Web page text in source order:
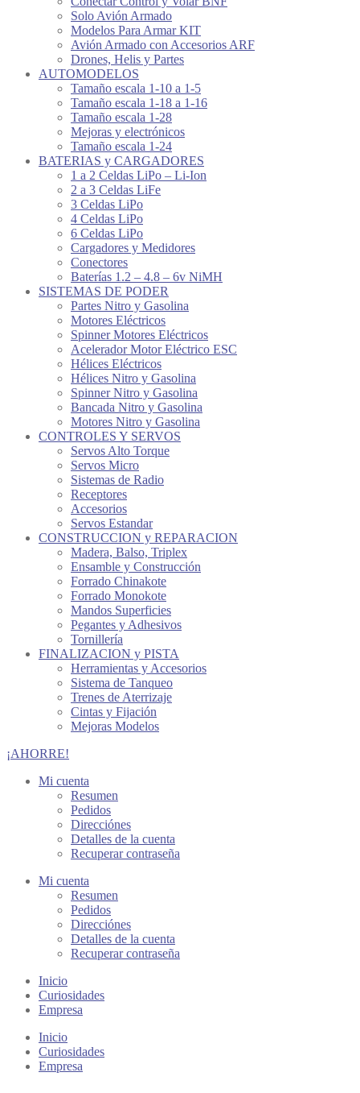
Solo Avión Armado
Modelos Para Armar KIT
Avión Armado con Accesorios ARF
Drones, Helis y Partes
AUTOMODELOS
Tamaño escala 1-10 a 1-5
Tamaño escala 1-18 a 1-16
Tamaño escala 1-28
Mejoras y electrónicos
Tamaño escala 1-24
BATERIAS y CARGADORES
1 a 2 Celdas LiPo – Li-Ion
2 a 3 Celdas LiFe
3 Celdas LiPo
4 Celdas LiPo
6 Celdas LiPo
Cargadores y Medidores
Conectores
Baterías 1.2 – 4.8 – 6v NiMH
SISTEMAS DE PODER
Partes Nitro y Gasolina
Motores Eléctricos
Spinner Motores Eléctricos
Acelerador Motor Eléctrico ESC
Hélices Eléctricos
Hélices Nitro y Gasolina
Spinner Nitro y Gasolina
Bancada Nitro y Gasolina
Motores Nitro y Gasolina
CONTROLES Y SERVOS
Servos Alto Torque
Servos Micro
Sistemas de Radio
Receptores
Accesorios
Servos Estandar
CONSTRUCCION y REPARACION
Madera, Balso, Triplex
Ensamble y Construcción
Forrado Chinakote
Forrado Monokote
Mandos Superficies
Pegantes y Adhesivos
Tornillería
FINALIZACION y PISTA
Herramientas y Accesorios
Sistema de Tanqueo
Trenes de Aterrizaje
Cintas y Fijación
Mejoras Modelos
¡AHORRE!
Mi cuenta
Resumen
Pedidos
Direcciónes
Detalles de la cuenta
Recuperar contraseña
Mi cuenta
Resumen
Pedidos
Direcciónes
Detalles de la cuenta
Recuperar contraseña
Inicio
Curiosidades
Empresa
Inicio
Curiosidades
Empresa